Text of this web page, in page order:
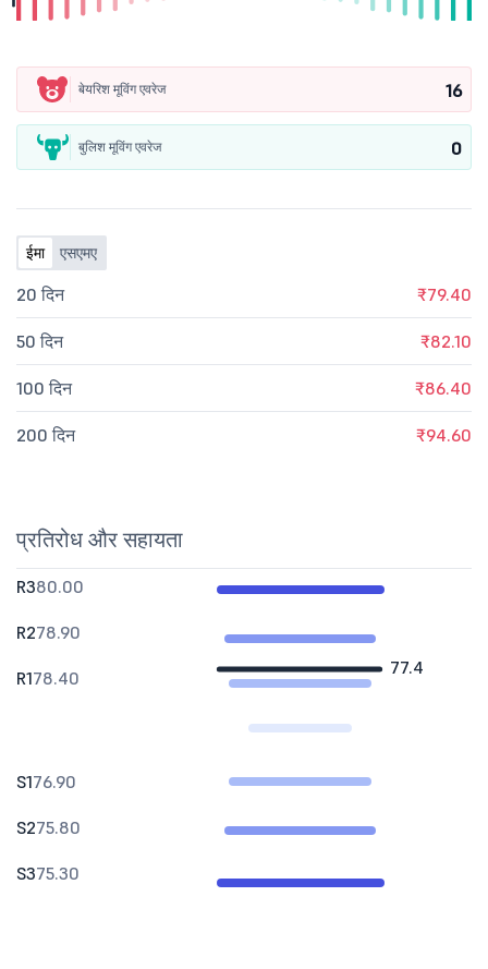
बेयरिश मूविंग एवरेज 16
बुलिश मूविंग एवरेज 0
ईमा एसएमए
20 दिन ₹79.40
50 दिन ₹82.10
100 दिन ₹86.40
200 दिन ₹94.60
प्रतिरोध और सहायता
77.4
R380.00
R278.90
R178.40
S176.90
S275.80
S375.30